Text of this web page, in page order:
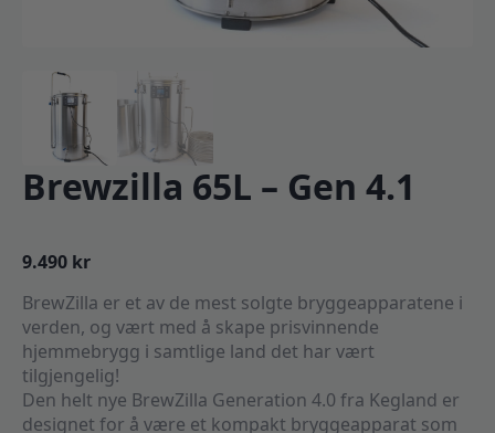
Brewzilla 65L – Gen 4.1
9.490 kr
BrewZilla er et av de mest solgte bryggeapparatene i
verden, og vært med å skape prisvinnende
hjemmebrygg i samtlige land det har vært
tilgjengelig!
Den helt nye BrewZilla Generation 4.0 fra Kegland er
designet for å være et kompakt bryggeapparat som